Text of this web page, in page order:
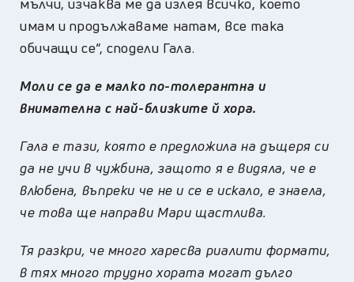
имам и продължаваме натам, все така
обичащи се“, сподели Гала.
Моли се да е малко по-толерантна и
внимателна с най-близките й хора.
Гала е тази, която е предложила на дъщеря си
да не учи в чужбина, защото я е видяла, че е
влюбена, въпреки че не и се е искало, е знаела,
че това ще направи Мари щастлива.
Тя разкри, че много харесва риалити формати,
в тях много трудно хората могат дълго